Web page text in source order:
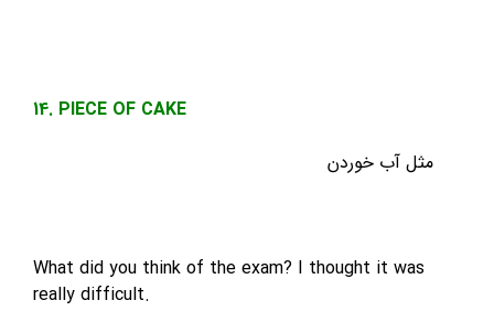
14. PIECE OF CAKE
مثل آب خوردن
What did you think of the exam? I thought it was
really difficult.